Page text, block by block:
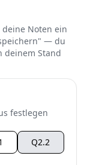
deine Noten ein
— du
deinem Stand
festlegen
Q2.2